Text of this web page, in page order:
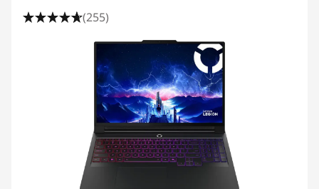
(255)